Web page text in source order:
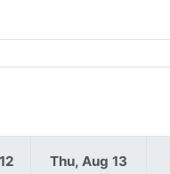
Thu, Aug 13